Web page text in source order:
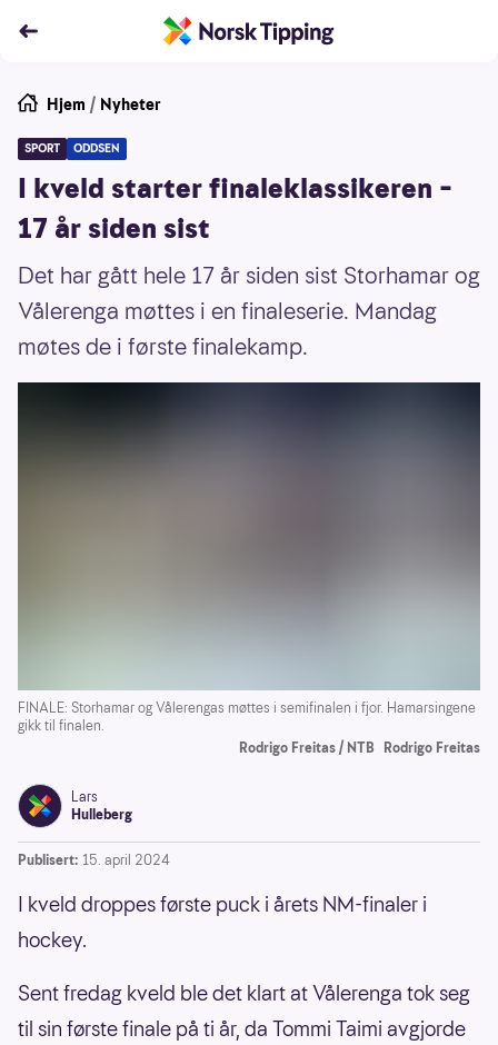
Hjem / Nyheter
SPORT ODDSEN
I kveld starter finaleklassikeren –
17 år siden sist
Det har gått hele 17 år siden sist Storhamar og
Vålerenga møttes i en finaleserie. Mandag
møtes de i første finalekamp.
FINALE: Storhamar og Vålerengas møttes i semifinalen i fjor. Hamarsingene
gikk til finalen.
Rodrigo Freitas / NTB Rodrigo Freitas
Lars
Hulleberg
Publisert: 15. april 2024
I kveld droppes første puck i årets NM-finaler i
hockey.
Sent fredag kveld ble det klart at Vålerenga tok seg
til sin første finale på ti år, da Tommi Taimi avgjorde